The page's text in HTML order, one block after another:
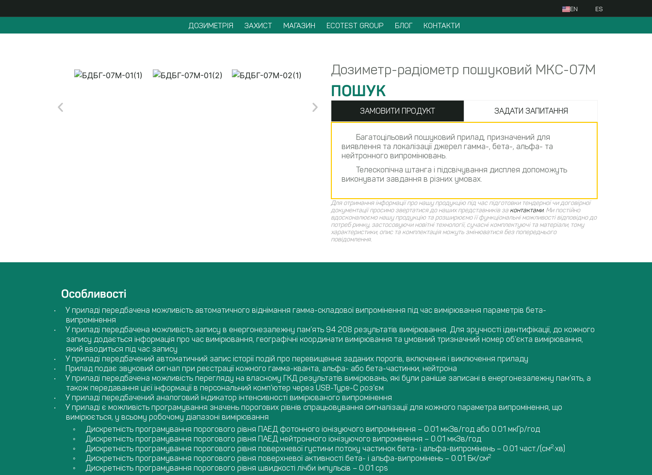
EN ES
ДОЗИМЕТРІЯ ЗАХИСТ МАГАЗИН ECOTEST GROUP БЛОГ КОНТАКТИ
Дозиметр-радіометр пошуковий МКС-07М
ПОШУК
ЗАМОВИТИ ПРОДУКТ ЗАДАТИ ЗАПИТАННЯ
Багатоцільовий пошуковий прилад, призначений для
виявлення та локалізації джерел гамма-, бета-, альфа- та
нейтронного випромінювань.
Телескопічна штанга і підсвічування дисплея допоможуть
виконувати завдання в різних умовах.
Для отримання інформації про нашу продукцію під час підготовки тендерної чи договірної
документації просимо звертатися до наших представників за контактами. Ми постійно
вдосконалюємо нашу продукцію та розширюємо її функціональні можливості відповідно до
потреб ринку, застосовуючи новітні технології, сучасні комплектуючі та матеріали, тому
характеристики, опис та комплектація можуть змінюватися без попереднього
повідомлення.
Особливості
У приладі передбачена можливість автоматичного віднімання гамма-складової випромінення під час вимірювання параметрів бета-
випромінення
У приладі передбачена можливість запису в енергонезалежну пам’ять 94 208 результатів вимірювання. Для зручності ідентифікації, до кожного
запису додається інформація про час вимірювання, географічні координати вимірювання та умовний тризначний номер об’єкта вимірювання,
який вводиться під час запису
У приладі передбачений автоматичний запис історії подій про перевищення заданих порогів, включення і виключення приладу
Прилад подає звуковий сигнал при реєстрації кожного гамма-кванта, альфа- або бета-частинки, нейтрона
У приладі передбачена можливість перегляду на власному ГКД результатів вимірювань, які були раніше записані в енергонезалежну пам’ять, а
також передавання цієї інформації в персональний комп’ютер через USB-Type-C роз’єм
У приладі передбачений аналоговий індикатор інтенсивності вимірюваного випромінення
У приладі є можливість програмування значень порогових рівнів спрацьовування сигналізації для кожного параметра випромінення, що
вимірюється, у всьому робочому діапазоні вимірювання
Дискретність програмування порогового рівня ПАЕД фотонного іонізуючого випромінення – 0.01 мкЗв/год або 0.01 мкГр/год
Дискретність програмування порогового рівня ПАЕД нейтронного іонізуючого випромінення – 0.01 мкЗв/год
Дискретність програмування порогового рівня поверхневої густини потоку частинок бета- і альфа-випромінень – 0.01 част./(см2·хв)
Дискретність програмування порогового рівня поверхневої активності бета- і альфа-випромінень – 0.01 Бк/см2
Дискретність програмування порогового рівня швидкості лічби імпульсів – 0.01 cps